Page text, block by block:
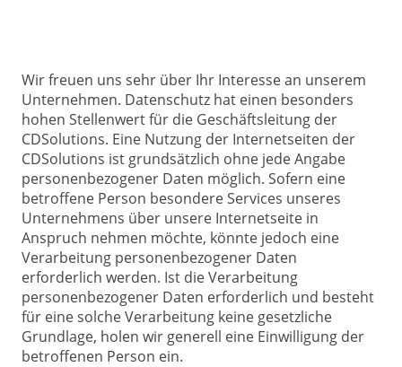
Wir freuen uns sehr über Ihr Interesse an unserem
Unternehmen. Datenschutz hat einen besonders
hohen Stellenwert für die Geschäftsleitung der
CDSolutions. Eine Nutzung der Internetseiten der
CDSolutions ist grundsätzlich ohne jede Angabe
personenbezogener Daten möglich. Sofern eine
betroffene Person besondere Services unseres
Unternehmens über unsere Internetseite in
Anspruch nehmen möchte, könnte jedoch eine
Verarbeitung personenbezogener Daten
erforderlich werden. Ist die Verarbeitung
personenbezogener Daten erforderlich und besteht
für eine solche Verarbeitung keine gesetzliche
Grundlage, holen wir generell eine Einwilligung der
betroffenen Person ein.